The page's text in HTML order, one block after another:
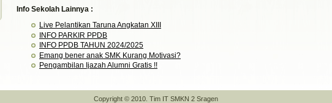
Info Sekolah Lainnya :
Live Pelantikan Taruna Angkatan XIII
INFO PARKIR PPDB
INFO PPDB TAHUN 2024/2025
Emang bener anak SMK Kurang Motivasi?
Pengambilan Ijazah Alumni Gratis !!
Copyright © 2010. Tim IT SMKN 2 Sragen